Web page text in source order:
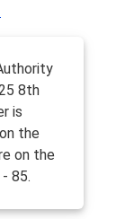
8th
is
the
on the
85.